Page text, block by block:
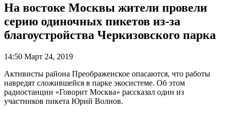
На востоке Москвы жители провели
серию одиночных пикетов из-за
благоустройства Черкизовского парка
14:50 Март 24, 2019
Активисты района Преображенское опасаются, что работы
навредят сложившейся в парке экосистеме. Об этом
радиостанции «Говорит Москва» рассказал один из
участников пикета Юрий Волнов.